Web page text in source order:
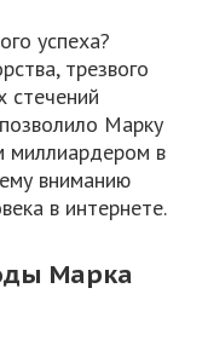
успеха?
трезвого
стечений
Марку
миллиардером в
вниманию
в интернете.
Марка